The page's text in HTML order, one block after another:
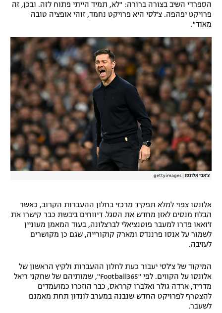
רשיון להקרנה פומבית לבית עסק
הצטרפות לחבילת הערוצים
לוח דרושים – ג'ובנט
תגיות
המגזין
הספרדי השיב בצורה ברורה: "לא, תמיד הייתי פתוח לזה. ובכן, זה
פרויקט יפהפה. צ'לסי היא פרויקט נחמד, זוהי אופציה טובה
מאוד".
צ'אבי אלונסו gettyimages
אלונסו צפוי למלא תפקיד מרכזי בחלון ההעברות הקרוב, כאשר
הבלוז מנסים לאזן מחדש את הסגל. דיווחים ביבשת כבר קישרו את
ז'ואאו פדרו למעבר פוטנציאלי לברצלונה, בעוד המאמן מעוניין
לשמור על אנסו פרננדס ומארק קוקורייה, שגם כן מקושרים
לעזיבה.
המיקוד של צ'לסי יעבור כעת לחלון ההעברות ולקיץ הראשון של
אלונסו על הקווים. לפי "Football365", שמותיהם של שחקני ריאל
מדריד, ארדה גולר ואלברו קרראס, כבר הוזכרו כמועמדים
להצטרף לפרויקט החדש שנבנה במערב לונדון תחת מאמנם
לשעבר.